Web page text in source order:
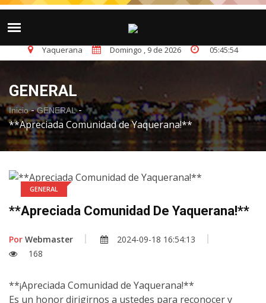
Yaquerana Domingo , 9 de 2026 05:45:54
GENERAL
Inicio- GENERAL-
**Apreciada Comunidad de Yaquerana!**
GENERAL
**Apreciada Comunidad De Yaquerana!**
Por Webmaster
2024-09-18 16:54:13
168
**¡Apreciada Comunidad de Yaquerana!**
Es un honor dirigirnos a ustedes para reconocer y